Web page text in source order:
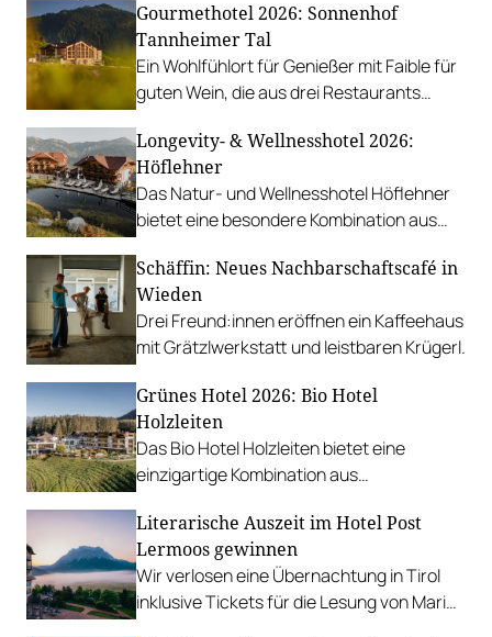
Gourmethotel 2026: Sonnenhof
Tannheimer Tal
Ein Wohlfühlort für Genießer mit Faible für
guten Wein, die aus drei Restaurants
Longevity- & Wellnesshotel 2026:
Höflehner
Das Natur- und Wellnesshotel Höflehner
bietet eine besondere Kombination aus
Naturerlebnis.
Schäffin: Neues Nachbarschaftscafé in
Wieden
Drei Freund:innen eröffnen ein Kaffeehaus
mit Grätzlwerkstatt und leistbaren Krügerl.
Grünes Hotel 2026: Bio Hotel
Holzleiten
Das Bio Hotel Holzleiten bietet eine
einzigartige Kombination aus
Naturerlebnis.
Literarische Auszeit im Hotel Post
Lermoos gewinnen
Wir verlosen eine Übernachtung in Tirol
inklusive Tickets für die Lesung von Maria